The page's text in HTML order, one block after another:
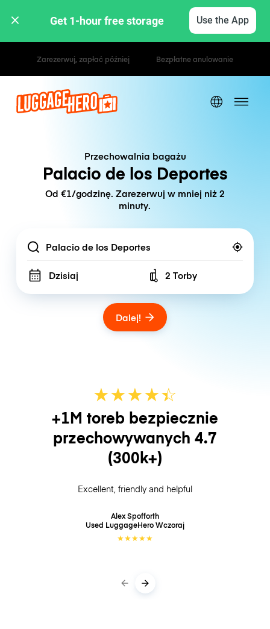
Get 1-hour free storage Use the App
Stawki godzinowe / dzienne
Przechowalnia bagażu
Palacio de los Deportes
Od €1/godzinę. Zarezerwuj w mniej niż 2
minuty.
Location
Dzisiaj Number of bags
2 Torby
Dalej!
★★★★☆
★
+1M toreb bezpiecznie
przechowywanych 4.7
(300k+)
Excellent, friendly and helpful
Alex Spofforth
Used LuggageHeroWczoraj
★★★★★